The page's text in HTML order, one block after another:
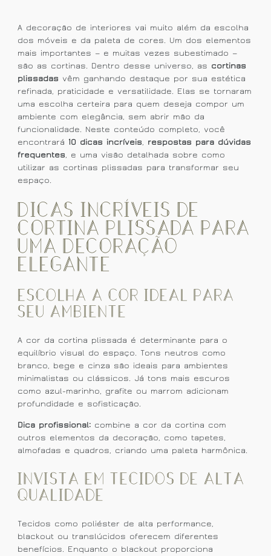
A decoração de interiores vai muito além da escolha
dos móveis e da paleta de cores. Um dos elementos
mais importantes — e muitas vezes subestimado —
são as cortinas. Dentro desse universo, as cortinas
plissadas vêm ganhando destaque por sua estética
refinada, praticidade e versatilidade. Elas se tornaram
uma escolha certeira para quem deseja compor um
ambiente com elegância, sem abrir mão da
funcionalidade. Neste conteúdo completo, você
encontrará10 dicas incríveis
respostas para dúvidas
frequentes , e uma visão detalhada sobre como
utilizar as cortinas plissadas para transformar seu
espaço.
Dicas Incríveis de
Cortina Plissada Para
Uma Decoração
Elegante
Escolha a cor ideal para
seu ambiente
A cor da cortina plissada é determinante para o
equilíbrio visual do espaço. Tons neutros como
branco, bege e cinza são ideais para ambientes
minimalistas ou clássicos. Já tons mais escuros
como azul-marinho, grafite ou marrom adicionam
profundidade e sofisticação.
Dica profissional: combine a cor da cortina com
outros elementos da decoração, como tapetes,
almofadas e quadros, criando uma paleta harmônica.
Invista em tecidos de alta
qualidade
Tecidos como poliéster de alta performance,
blackout ou translúcidos oferecem diferentes
benefícios. Enquanto o blackout proporciona